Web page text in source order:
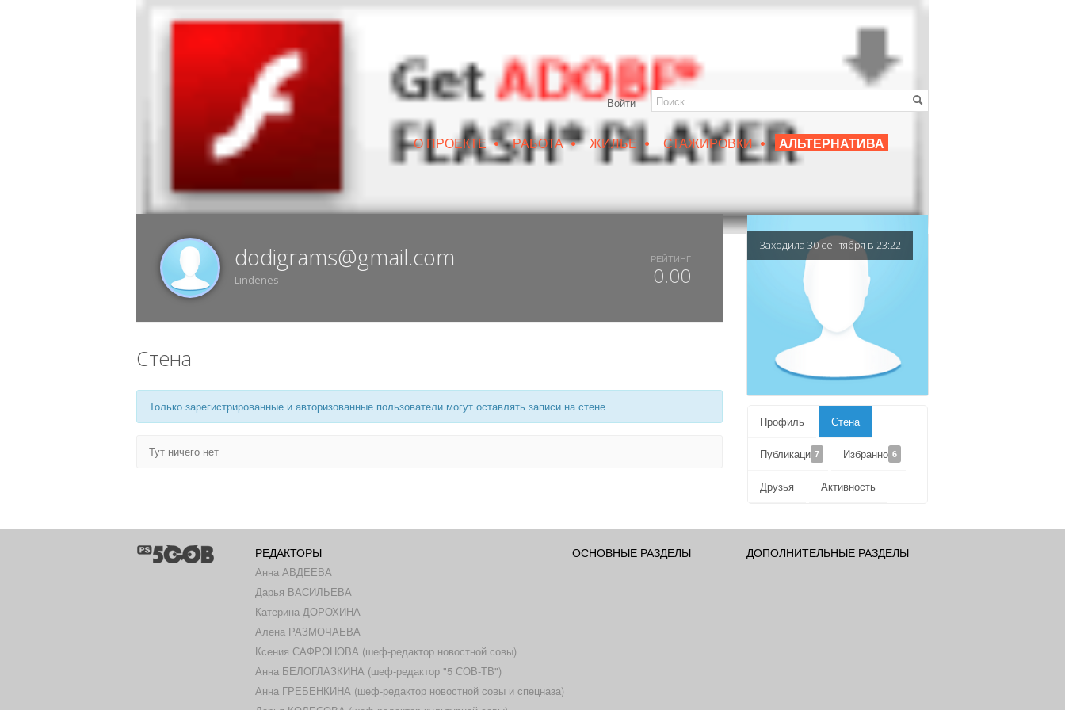
9 АВГУСТА, ВОСКРЕСЕНЬЕ, 12:58, ВОРОНЕЖ Войти
О ПРОЕКТЕ • РАБОТА • ЖИЛЬЕ • СТАЖИРОВКИ • АЛЬТЕРНАТИВА
ИЗРУИН/IZRUIN | ВЕСНА 2019 | DUX 20-19 ДОСТУПНЫЙ ВОРОНЕЖ | ЛЮБИМЫЙ ПРЕПОДАВАТЕЛЬ
dodigrams@gmail.com
Lindenes
РЕЙТИНГ
0.00
Стена
Только зарегистрированные и авторизованные пользователи могут оставлять записи на стене
Тут ничего нет
Заходила 30 сентября в 23:22
Профиль Стена
Публикации7 Избранное6
Друзья Активность
РЕДАКТОРЫ
Анна АВДЕЕВА
Дарья ВАСИЛЬЕВА
Катерина ДОРОХИНА
Алена РАЗМОЧАЕВА
Ксения САФРОНОВА (шеф-редактор новостной совы)
Анна БЕЛОГЛАЗКИНА (шеф-редактор "5 СОВ-ТВ")
Анна ГРЕБЕНКИНА (шеф-редактор новостной совы и спецназа)
ОСНОВНЫЕ РАЗДЕЛЫ ДОПОЛНИТЕЛЬНЫЕ РАЗДЕЛЫ